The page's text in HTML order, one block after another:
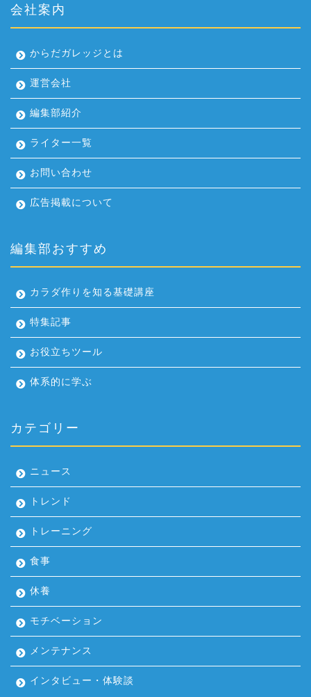
会社案内
からだガレッジとは
運営会社
編集部紹介
ライター一覧
お問い合わせ
広告掲載について
編集部おすすめ
カラダ作りを知る基礎講座
特集記事
お役立ちツール
体系的に学ぶ
カテゴリー
ニュース
トレンド
トレーニング
食事
休養
モチベーション
メンテナンス
インタビュー・体験談